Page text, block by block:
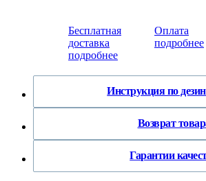
Бесплатная
доставка
подробнее
Оплата
подробнее
Инструкция по
Возврат
Гарантии